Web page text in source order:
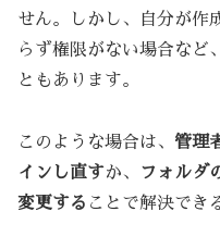
せん。しかし、自分が作
らず権限がない場合など
ともあります。
このような場合は、 管理
インし直すか、
フォルダ
変更する ことで解決でき